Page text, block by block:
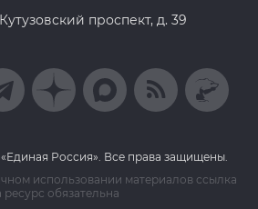
проспект, д. 39
Россия». Все права защищены.
использовании материалов ссылка
ресурс обязательна